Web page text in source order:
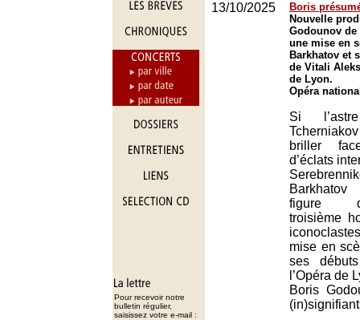
Pour recevoir notre
bulletin régulier,
saisissez votre e-mail :
13/10/2025
Boris
Nouvelle
Godounov
une mise en
Barkhatov et
de Vitali
de Lyon.
Opéra
Si
briller
d’éclats
figure
troisième
mise en
ses
l’Opéra de
Boris